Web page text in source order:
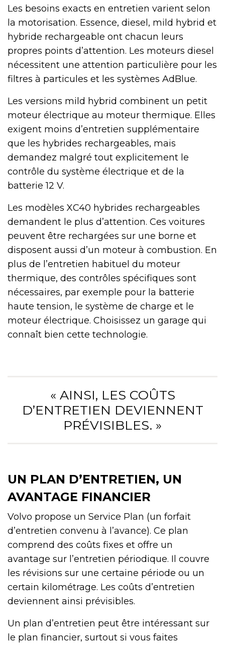
Les besoins exacts en entretien varient selon
la motorisation. Essence, diesel, mild hybrid et
hybride rechargeable ont chacun leurs
propres points d’attention. Les moteurs diesel
nécessitent une attention particulière pour les
filtres à particules et les systèmes AdBlue.
Les versions mild hybrid combinent un petit
moteur électrique au moteur thermique. Elles
exigent moins d’entretien supplémentaire
que les hybrides rechargeables, mais
demandez malgré tout explicitement le
contrôle du système électrique et de la
batterie 12 V.
Les modèles XC40 hybrides rechargeables
demandent le plus d’attention. Ces voitures
peuvent être rechargées sur une borne et
disposent aussi d’un moteur à combustion. En
plus de l’entretien habituel du moteur
thermique, des contrôles spécifiques sont
nécessaires, par exemple pour la batterie
haute tension, le système de charge et le
moteur électrique. Choisissez un garage qui
connaît bien cette technologie.
« AINSI, LES COÛTS
D’ENTRETIEN DEVIENNENT
PRÉVISIBLES. »
UN PLAN D’ENTRETIEN, UN
AVANTAGE FINANCIER
Volvo propose un Service Plan (un forfait
d’entretien convenu à l’avance). Ce plan
comprend des coûts fixes et offre un
avantage sur l’entretien périodique. Il couvre
les révisions sur une certaine période ou un
certain kilométrage. Les coûts d’entretien
deviennent ainsi prévisibles.
Un plan d’entretien peut être intéressant sur
le plan financier, surtout si vous faites